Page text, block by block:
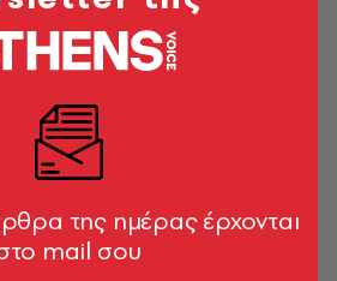
της ημέρας έρχονται
mail σου